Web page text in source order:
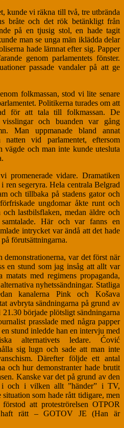
kunde vi räkna till två, tre utbrända
bråte och det rök betänkligt från
på en tjusig stol, en hade tagit
man se unga män iklädda delar
hade lämnat efter sig. Papper
genom parlamentets fönster.
passade vandaler på att ge
folkmassan, stod vi lite senare
Politikerna turades om att
för att tala till folkmassan. De
och buanden var gång
Man uppmanade bland annat
natten vid parlamentet, eftersom
vägde och man inte kunde utesluta
promenerade vidare. Dramatiken
ren segeryra. Hela centrala Belgrad
och tillbaka på stadens gator och
ungdomar åkte runt och
lastbilsflaken, medan äldre och
Här och var fanns en
intrycket var ändå att det hade
förutsättningarna.
demonstrationerna, var det först när
en stund som jag insåg att allt var
med regimens propaganda,
nyhetssändningar. Statliga
kanalerna Pink och Košava
avbryta sändningarna på grund av
började plötsligt sändningarna
prasslade med några papper
stund inledde han en intervju med
alternativets ledare. Ćović
sig lugn och sade att man inte
Därefter följde ett antal
och hur demonstranter hade brutit
Kanske var det på grund av den
i och i vilken allt ”händer” i TV,
som hade rått tidigare, men
att proteströrelsen OTPOR
haft rätt – GOTOV JE (Han är